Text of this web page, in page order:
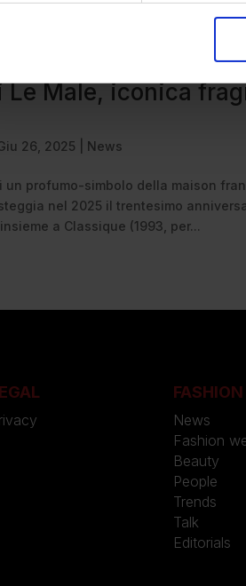
Le Male, iconica
26, 2025 News
profumo-simbolo della maison
nel 2025 il trentesimo
a Classique (1993, per...
FASHION
News
Fashion
Beauty
People
Trends
Talk
Editorials